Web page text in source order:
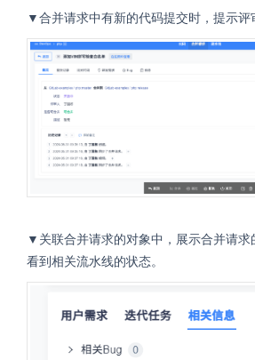
▼合并请求中有新的代码提交时，提示评
▼关联合并请求的对象中，展示合并请求
看到相关流水线的状态。